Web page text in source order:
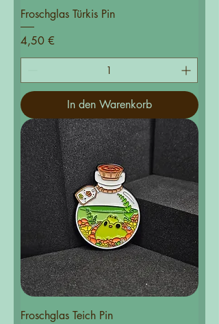
Froschglas Türkis Pin
Preis
4,50 €
In den Warenkorb
Froschglas Teich Pin